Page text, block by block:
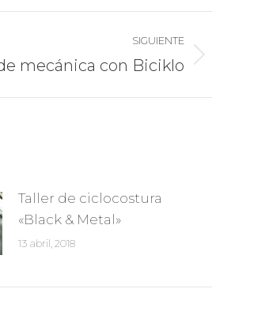
SIGUIENTE
mecánica con Biciklo
Taller de ciclocostura
«Black & Metal»
13 abril, 2018